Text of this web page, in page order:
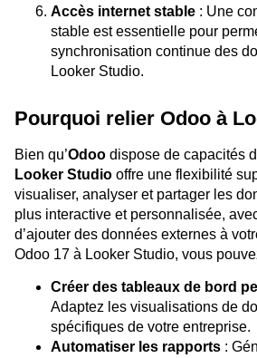
Accès internet stable : Une
stable est essentielle pour
synchronisation continue des
Looker Studio.
Pourquoi relier Odoo à
Bien qu’Odoo dispose de capacités
Looker Studio offre une flexibilité
visualiser, analyser et partager les
plus interactive et personnalisée,
d’ajouter des données externes à
Odoo 17 à Looker Studio, vous
Créer des tableaux de bord
Adaptez les visualisations de
spécifiques de votre entreprise.
Automatiser les rapports :